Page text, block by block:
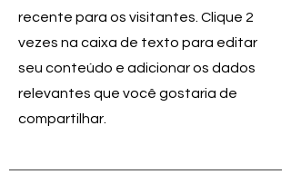
recente para os visitantes. Clique 2
vezes na caixa de texto para editar
seu conteúdo e adicionar os dados
relevantes que você gostaria de
compartilhar.